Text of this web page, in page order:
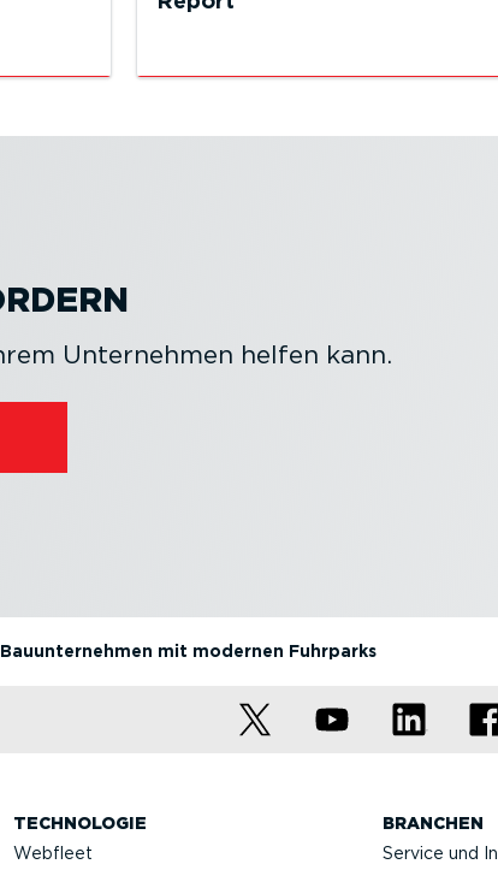
Unternehmen helfen kann.
mit modernen Fuhrparks
TECHNOLOGIE
Webfleet
BRANCHEN
Service und